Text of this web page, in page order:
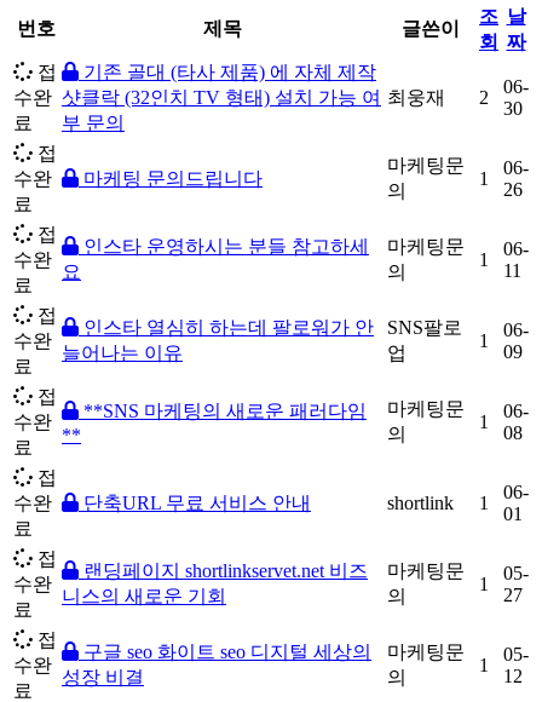
번호
제목 글쓴이
조
회
날
짜
접
수완
료
기존 골대 (타사 제품) 에 자체 제작
샷클락 (32인치 TV 형태) 설치 가능 여
부 문의
최웅재 2
06-
30
접
수완
료
마케팅 문의드립니다
마케팅문
의
1
06-
26
접
수완
료
인스타 운영하시는 분들 참고하세
요
마케팅문
의
1
06-
11
접
수완
료
인스타 열심히 하는데 팔로워가 안
늘어나는 이유
SNS팔로
업
1
06-
09
접
수완
료
**SNS 마케팅의 새로운 패러다임
**
마케팅문
의
1
06-
08
접
수완
료
단축URL 무료 서비스 안내 shortlink 1
06-
01
접
수완
료
랜딩페이지 shortlinkservet.net 비즈
니스의 새로운 기회
마케팅문
의
1
05-
27
접
수완
료
구글 seo 화이트 seo 디지털 세상의
성장 비결
마케팅문
의
1
05-
12